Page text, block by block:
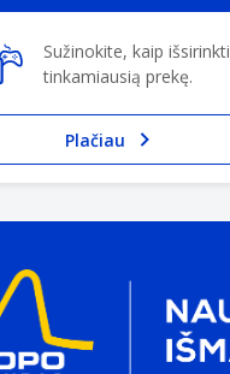
Sužinokite, kaip išsirinkti
tinkamiausią prekę.
Plačiau